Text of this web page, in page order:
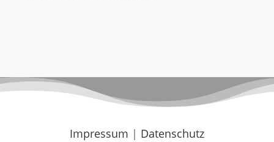
Impressum | Datenschutz